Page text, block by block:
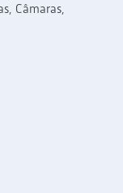
Câmaras,